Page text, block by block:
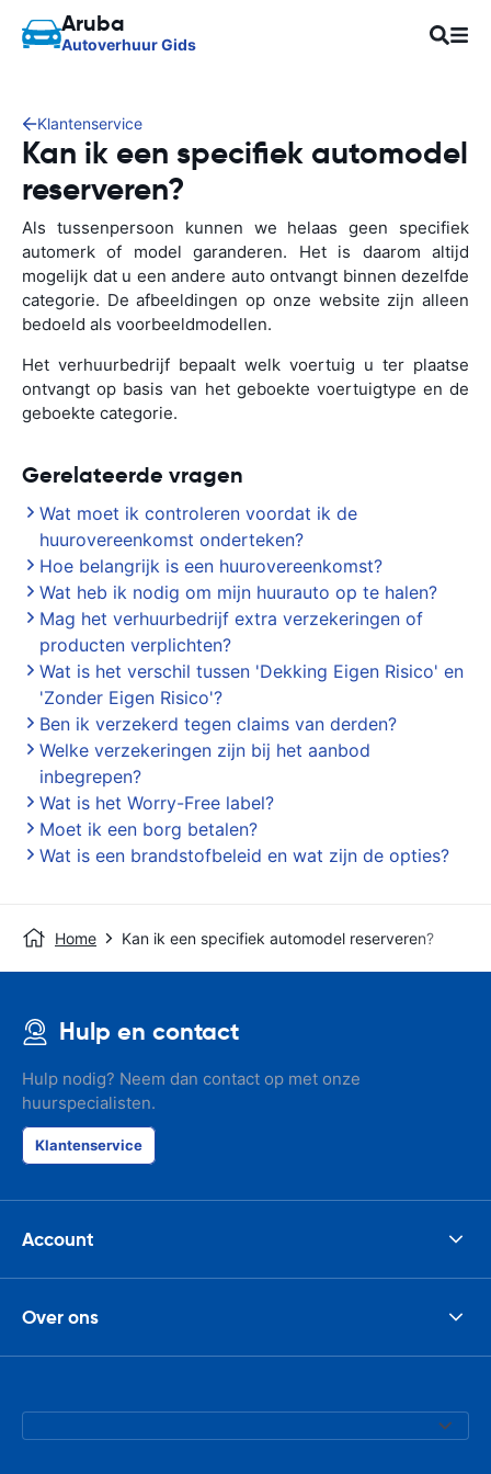
Aruba
Autoverhuur Gids
Klantenservice
Kan ik een specifiek automodel
reserveren?
Als tussenpersoon kunnen we helaas geen specifiek
automerk of model garanderen. Het is daarom altijd
mogelijk dat u een andere auto ontvangt binnen dezelfde
categorie. De afbeeldingen op onze website zijn alleen
bedoeld als voorbeeldmodellen.
Het verhuurbedrijf bepaalt welk voertuig u ter plaatse
ontvangt op basis van het geboekte voertuigtype en de
geboekte categorie.
Gerelateerde vragen
Wat moet ik controleren voordat ik de
huurovereenkomst onderteken?
Hoe belangrijk is een huurovereenkomst?
Wat heb ik nodig om mijn huurauto op te halen?
Mag het verhuurbedrijf extra verzekeringen of
producten verplichten?
Wat is het verschil tussen 'Dekking Eigen Risico' en
'Zonder Eigen Risico'?
Ben ik verzekerd tegen claims van derden?
Welke verzekeringen zijn bij het aanbod
inbegrepen?
Wat is het Worry-Free label?
Moet ik een borg betalen?
Wat is een brandstofbeleid en wat zijn de opties?
Home Kan ik een specifiek automodel reserveren?
Hulp en contact
Hulp nodig? Neem dan contact op met onze
huurspecialisten.
Klantenservice
Account
Over ons